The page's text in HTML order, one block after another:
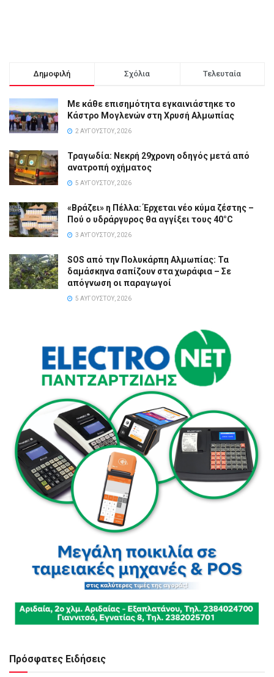
Δημοφιλή Σχόλια Τελευταία
Με κάθε επισημότητα εγκαινιάστηκε το
Κάστρο Μογλενών στη Χρυσή Αλμωπίας
2 ΑΥΓΟΎΣΤΟΥ, 2026
Τραγωδία: Νεκρή 29χρονη οδηγός μετά από
ανατροπή οχήματος
5 ΑΥΓΟΎΣΤΟΥ, 2026
«Βράζει» η Πέλλα: Έρχεται νέο κύμα ζέστης –
Πού ο υδράργυρος θα αγγίξει τους 40°C
3 ΑΥΓΟΎΣΤΟΥ, 2026
SOS από την Πολυκάρπη Αλμωπίας: Τα
δαμάσκηνα σαπίζουν στα χωράφια – Σε
απόγνωση οι παραγωγοί
5 ΑΥΓΟΎΣΤΟΥ, 2026
Πρόσφατες Ειδήσεις